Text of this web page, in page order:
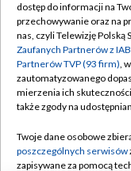
Abonament TVP
Emisja w TVP
Centrum
Naziemna
Rada Programowa
dostęp do informacji na
przechowywanie oraz na
nas, czyli Telewizję Polską
Zaufanych Partnerów z
Partnerów TVP (93 firm),
zautomatyzowanego
mierzenia ich
także zgody na
Twoje dane osobowe
poszczególnych serwisów
zapisywane za pomocą